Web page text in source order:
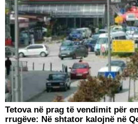
Tetova në prag të vendimit për
rrugëve: Në shtator kalojnë në